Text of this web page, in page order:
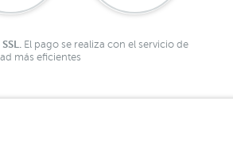
El pago se realiza con el servicio de
más eficientes